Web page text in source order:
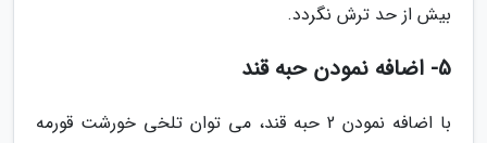
بیش از حد ترش نگردد.
5- اضافه نمودن حبه قند
با اضافه نمودن 2 حبه قند، می توان تلخی خورشت قورمه